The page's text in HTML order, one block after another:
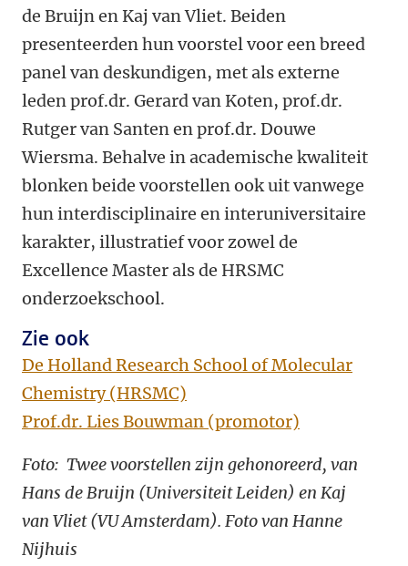
de Bruijn en Kaj van Vliet. Beiden
presenteerden hun voorstel voor een breed
panel van deskundigen, met als externe
leden prof.dr. Gerard van Koten, prof.dr.
Rutger van Santen en prof.dr. Douwe
Wiersma. Behalve in academische kwaliteit
blonken beide voorstellen ook uit vanwege
hun interdisciplinaire en interuniversitaire
karakter, illustratief voor zowel de
Excellence Master als de HRSMC
onderzoekschool.
Zie ook
De Holland Research School of Molecular
Chemistry (HRSMC)
Prof.dr. Lies Bouwman (promotor)
Foto: Twee voorstellen zijn gehonoreerd, van
Hans de Bruijn (Universiteit Leiden) en Kaj
van Vliet (VU Amsterdam). Foto van Hanne
Nijhuis